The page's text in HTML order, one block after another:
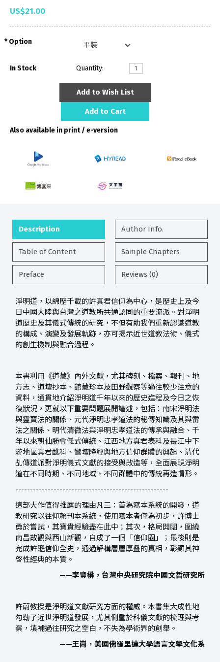
US$21.00
Option
In Stock Quantity:
Add to Wish List
Add to Cart
Also available in print / e-version
Description Author Info.
Table of Content Sample Chapters
Preface Reviews (0)
淨明道，以綿歷千載的許真君信仰為中心，是歷史上及今
日中國大陸與台灣之道教所共通認同的重要流派。對淨明
道歷史及其儀式傳統的研究，不但有助我們重新認識道教
的構成、演變及發展軌跡，亦可揭示近世道教法術、儀式
的創生機制與融合過程。
本書利用《道藏》內外文獻，尤其碑刻、檔案、報刊、地
方志、道壇抄本、館藏珍本及田野觀察等過往較少注意的
資料，通貫地介紹淨明道千年以來的歷史進程及今日之恢
復狀況，更就以下重要問題展開論述，包括：南宋淨明法
與靈寶法的關係、元代淨明忠孝道法的秘傳知識及其與雷
法之關係、明代清微法與淨明忠孝道法的傳承與融合、千
年以來朝仙勝會儀式傳統、江西地方真君表科及長江中下
游地區真君醮科、鸞壇降經與地方信仰群體的興起、清代
乩傳道派對淨明儀式文獻的接受與改造等，全面展現淨明
道在不同時期、不同地域、不同群體中的傳統再造情形。
----------------------------------------------------
這部大作值得推薦的理由凡三：首為寫本系統的開發，道
教研究以往仰賴刊本系統，使用寫本者僅為初步，許博士
勇於嘗試，其寶貴經驗盡在此中；其次，格局開闊，圍繞
南昌故觀與西山新觀，自成了一個「信仰圈」；最後則是
完成許遜信仰全史，通過解構層層厚叠的真相，彰顯其神
啓性經典的本質。
——李豐楙，台灣中央研究院中國文哲研究所
許蔚教授是淨明道文獻研究方面的權威。本書集大成性地
勾勒了近世淨明道發展，尤其側重於科儀文獻的梳理與考
察，填補過往研究之空白，不失為學術界的創舉。
——王崗，美國佛羅里達大學語言文學文化系